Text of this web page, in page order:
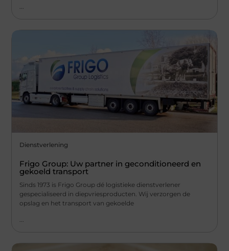
...
Dienstverlening
Frigo Group: Uw partner in geconditioneerd en
gekoeld transport
Sinds 1973 is Frigo Group dé logistieke dienstverlener
gespecialiseerd in diepvriesproducten. Wij verzorgen de
opslag en het transport van gekoelde
...